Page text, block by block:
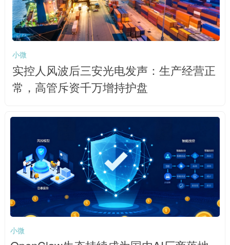
小微
实控人风波后三安光电发声：生产经营正
常，高管斥资千万增持护盘
小微